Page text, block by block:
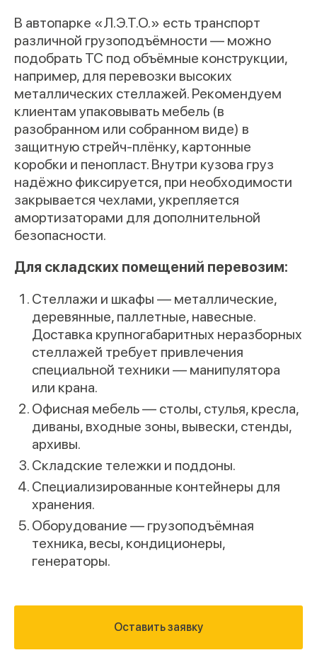
В автопарке «Л.Э.Т.О.» есть транспорт
различной грузоподъёмности — можно
подобрать ТС под объёмные конструкции,
например, для перевозки высоких
металлических стеллажей. Рекомендуем
клиентам упаковывать мебель (в
разобранном или собранном виде) в
защитную стрейч-плёнку, картонные
коробки и пенопласт. Внутри кузова груз
надёжно фиксируется, при необходимости
закрывается чехлами, укрепляется
амортизаторами для дополнительной
безопасности.
Для складских помещений перевозим:
Стеллажи и шкафы — металлические,
деревянные, паллетные, навесные.
Доставка крупногабаритных неразборных
стеллажей требует привлечения
специальной техники — манипулятора
или крана.
Офисная мебель — столы, стулья, кресла,
диваны, входные зоны, вывески, стенды,
архивы.
Складские тележки и поддоны.
Специализированные контейнеры для
хранения.
Оборудование — грузоподъёмная
техника, весы, кондиционеры,
генераторы.
Оставить заявку